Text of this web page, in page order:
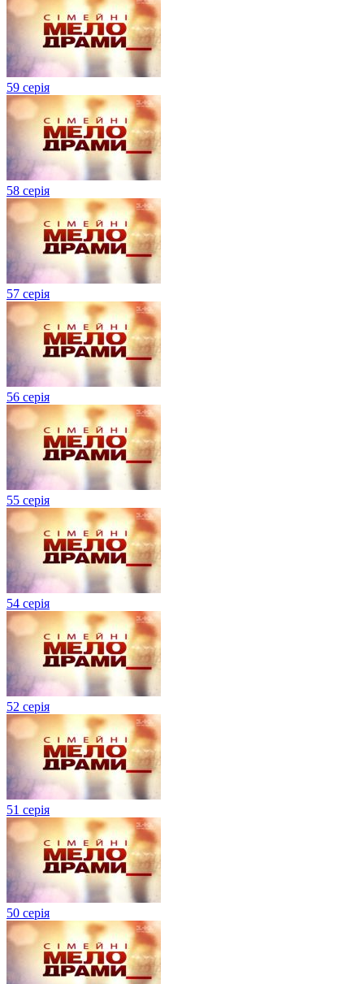
59 серія
58 серія
57 серія
56 серія
55 серія
54 серія
52 серія
51 серія
50 серія